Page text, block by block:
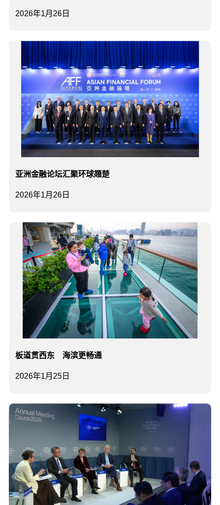
2026年1月26日
2026年1月26日
亚洲金融论坛汇聚环球翘楚
2026年1月25日
​板道贯西东 海滨更畅通